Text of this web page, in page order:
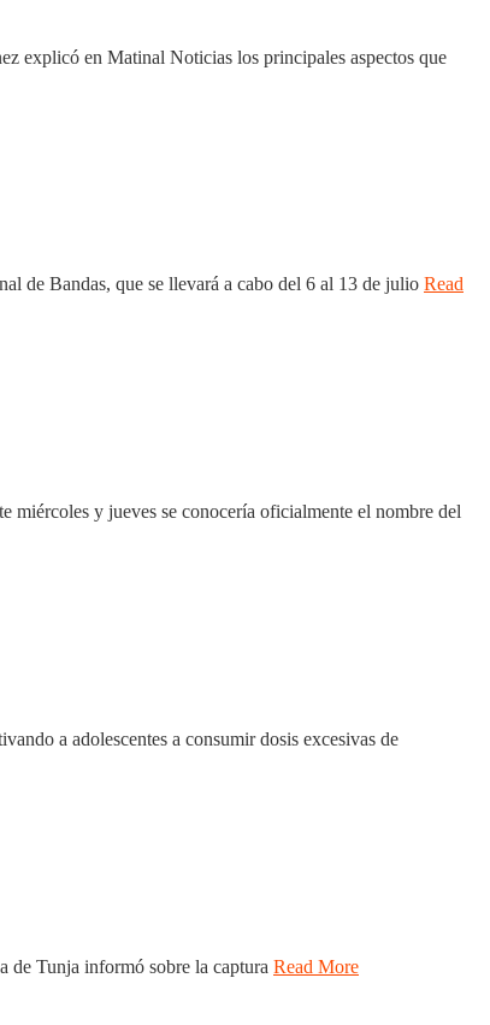
explicó en Matinal Noticias los principales aspectos que
de Bandas, que se llevará a cabo del 6 al 13 de julio Read
miércoles y jueves se conocería oficialmente el nombre del
a adolescentes a consumir dosis excesivas de
de Tunja informó sobre la captura Read More